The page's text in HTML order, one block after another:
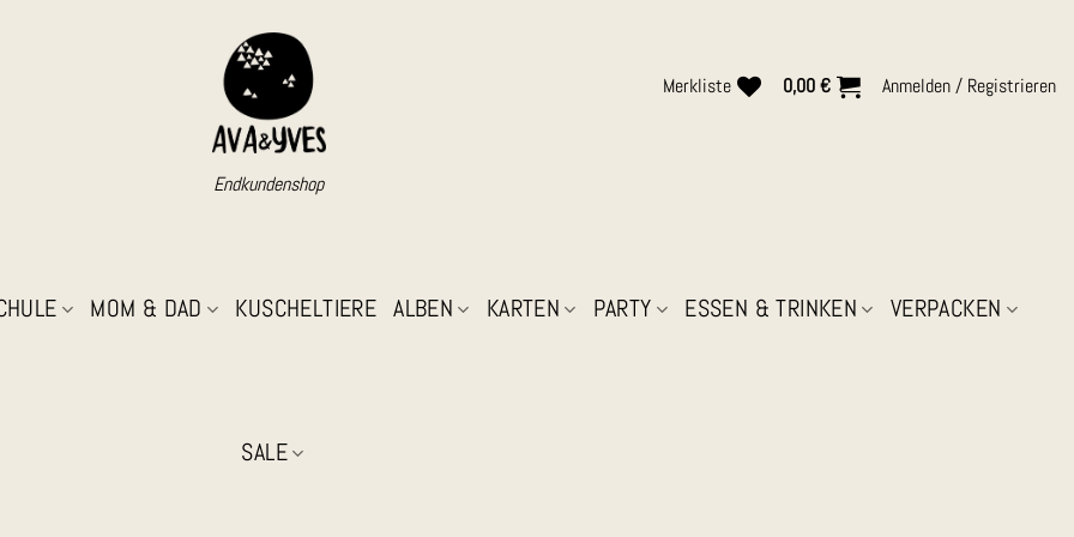
Endkundenshop
Merkliste 0,00€ Anmelden / Registrieren
MOM & DAD KUSCHELTIERE ALBEN KARTEN PARTY ESSEN & TRINKEN VERPACKEN
SALE